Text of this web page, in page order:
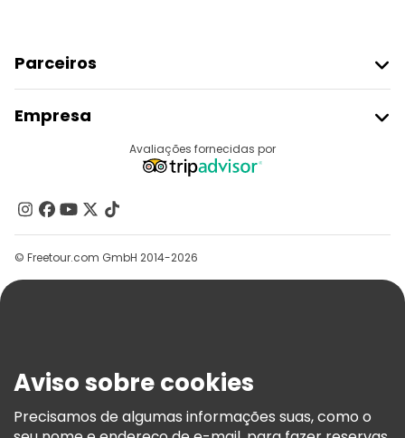
Parceiros
Registo Do Fornecedor
Programa De Afiliados
Empresa
Contacte-Nos
Grupos
Ajuda
Termos E Informações Legais
Política De Cookies
Avaliações fornecidas por
© Freetour.com GmbH 2014-2026
Aviso sobre cookies
Precisamos de algumas informações suas, como o